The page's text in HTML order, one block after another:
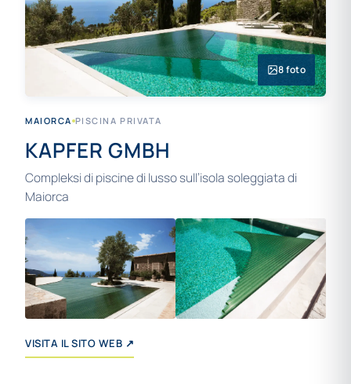
8 foto
MAIORCA PISCINA PRIVATA
KAPFER GMBH
Compleksi di piscine di lusso sull’isola soleggiata di
Maiorca
VISITA IL SITO WEB ↗